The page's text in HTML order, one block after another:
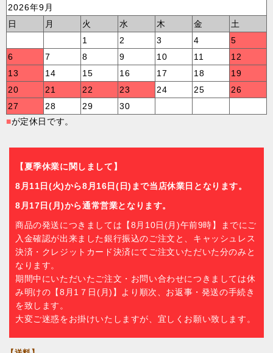
2026年9月
日
月 火 水 木 金
土
1
2 3 4
5
6
7 8 9 10 11
12
13
14 15 16 17 18
19
20
21 22 23 24 25
26
27
28 29
30
■が定休日です。
【夏季休業に関しまして】
8月11日(火)から8月16日(日)まで当店休業日となります。
8月17日(月)から通常営業となります。
商品の発送につきましては【8月10日(月)午前9時】までにご
入金確認が出来ました銀行振込のご注文と、キャッシュレス
決済・クレジットカード決済にてご注文いただいた分のみと
なります。
期間中にいただいたご注文・お問い合わせにつきましては休
み明けの【8月1７日(月)】より順次、お返事・発送の手続き
を致します。
大変ご迷惑をお掛けいたしますが、宜しくお願い致します。